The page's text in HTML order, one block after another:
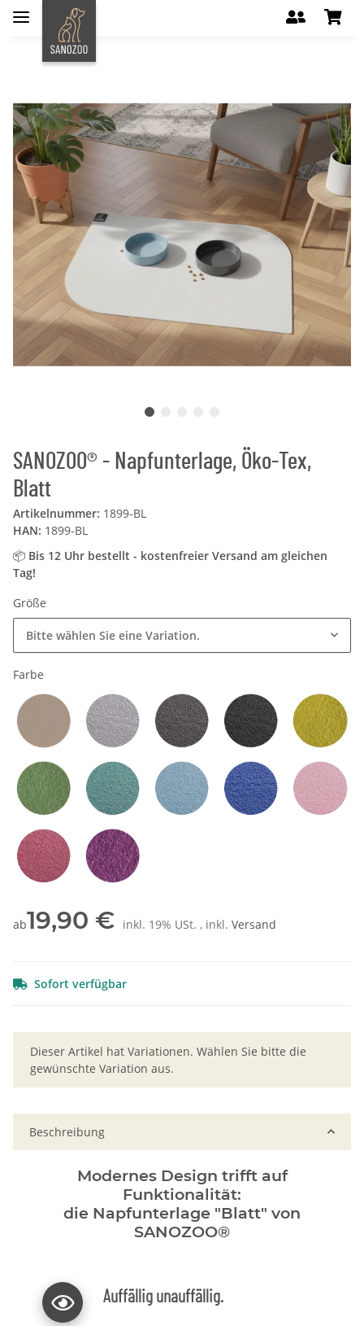
SANOZOO® - Napfunterlage, Öko-Tex,
Blatt
Artikelnummer: 1899-BL
HAN: 1899-BL
📦 Bis 12 Uhr bestellt - kostenfreier Versand am gleichen
Tag!
Größe
Bitte wählen Sie eine Variation.
Farbe
Sand / BeigeHellgrau Grau Schwarz
Olivgrün Petrol
ab19,90 € inkl. 19% USt. , inkl. Versand
Sofort verfügbar
x
Dieser Artikel hat Variationen. Wählen Sie bitte die
gewünschte Variation aus.
Beschreibung
Modernes Design trifft auf
Funktionalität:
die Napfunterlage "Blatt" von
SANOZOO®
Auffällig unauffällig.